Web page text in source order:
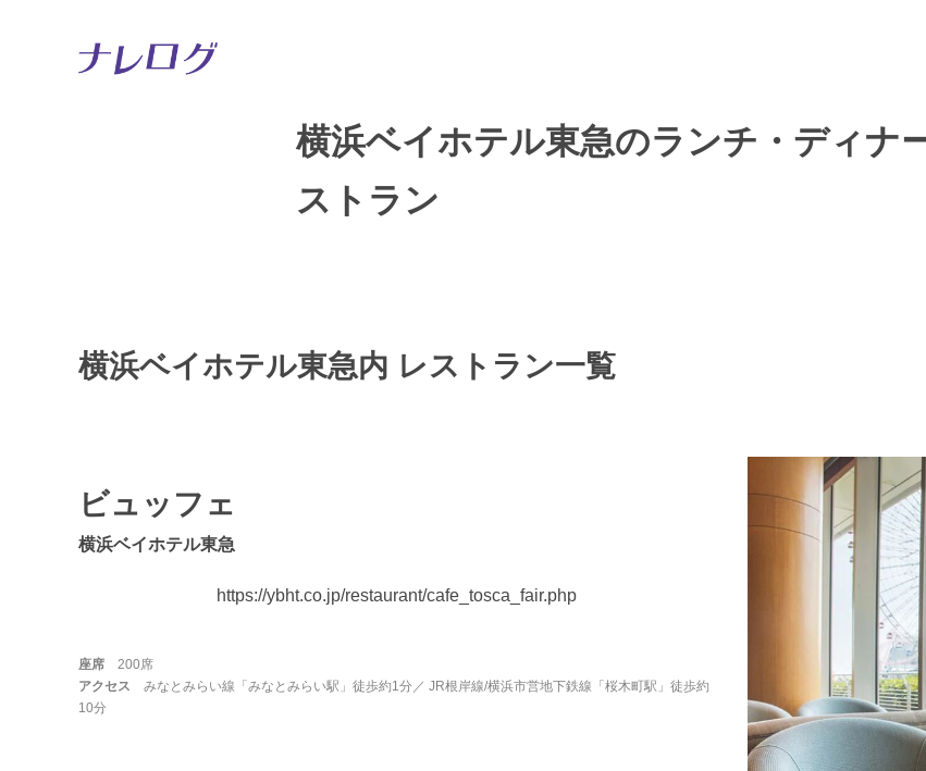
横浜ベイホテル東急のランチ・ディナ
ストラン
横浜ベイホテル東急内 レストラン一覧
ビュッフェ
横浜ベイホテル東急
https://ybht.co.jp/restaurant/cafe_tosca_fair.php
座席 200席
アクセス みなとみらい線「みなとみらい駅」徒歩約1分／ JR根岸線/横浜市営地下鉄線「桜木町駅」徒歩約
10分